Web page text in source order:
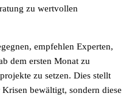
zu wertvollen
empfehlen Experten,
dem ersten Monat zu
zu setzen. Dies stellt
bewältigt, sondern diese